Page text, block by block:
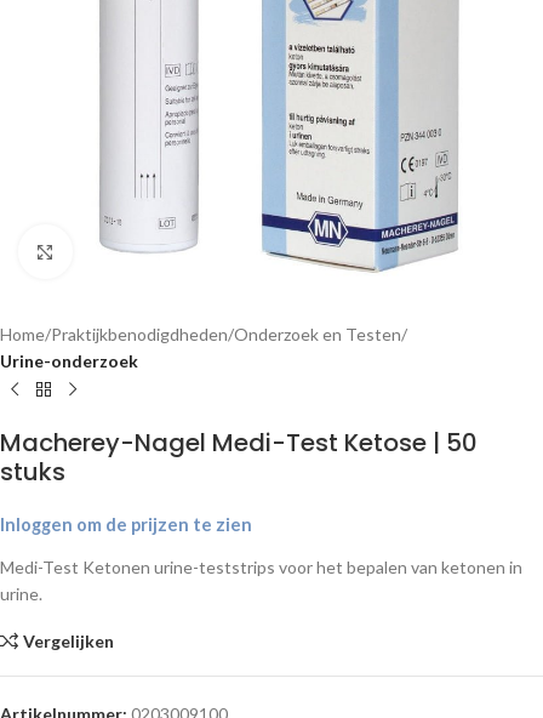
Klik om te vergroten
Home Praktijkbenodigdheden Onderzoek en Testen
Urine-onderzoek
Macherey-Nagel Medi-Test Ketose | 50
stuks
Inloggen om de prijzen te zien
Medi-Test Ketonen urine-teststrips voor het bepalen van ketonen in
urine.
Vergelijken
Artikelnummer: 0203009100